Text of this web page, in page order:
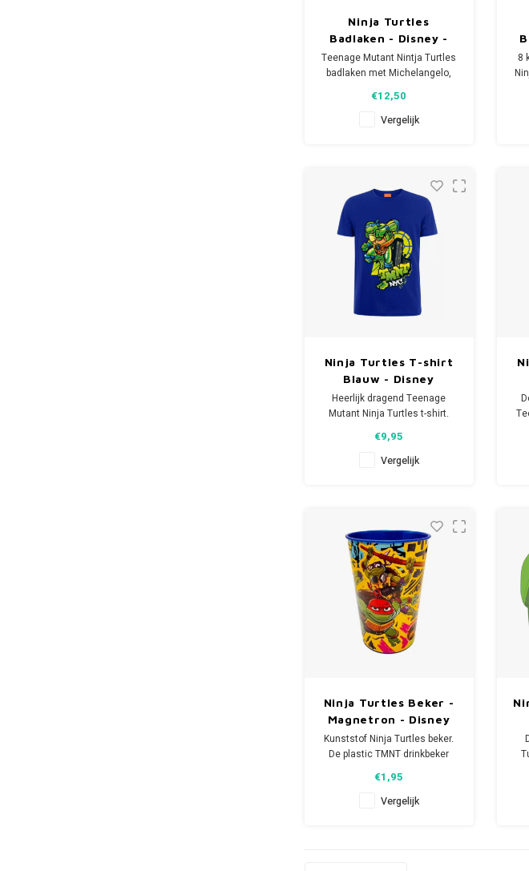
Ninja Turtles
Badlaken - Disney -
Sneldrogend
Teenage Mutant Nintja Turtles
badlaken met Michelangelo,
Donatello.
De grote handdoek is ideaal
in de tuin of bij het zwembad.
€12,50
Vergelijk
8
Ninja Turtles T-shirt
Blauw - Disney
Heerlijk dragend Teenage
Mutant Ninja Turtles t-shirt.
afbeelding van Leonardo.
Materiaal: 100% katoen.
€9,95
Vergelijk
Ninja Turtles Beker -
Magnetron - Disney
Kunststof Ninja Turtles beker.
De plastic TMNT drinkbeker
en is geschikt voor de
magnetron.
€1,95
Vergelijk